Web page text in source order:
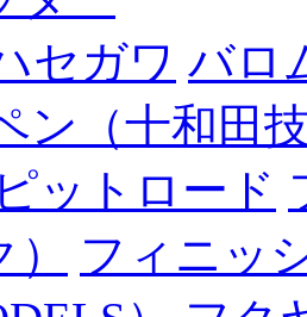
セガワ バロ
ン（十和田
ピットロード
フィニッ